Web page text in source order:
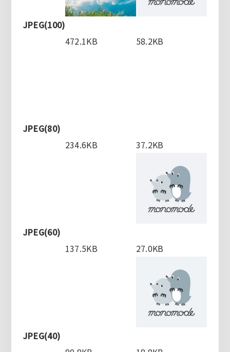
JPEG(100)
472.1KB
58.2KB
JPEG(80)
234.6KB
37.2KB
JPEG(60)
137.5KB
27.0KB
JPEG(40)